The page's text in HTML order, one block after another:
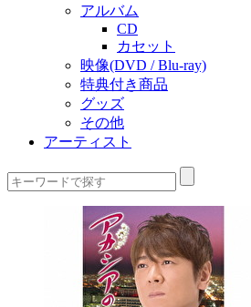
アルバム
CD
カセット
映像(DVD / Blu-ray)
特典付き商品
グッズ
その他
アーティスト